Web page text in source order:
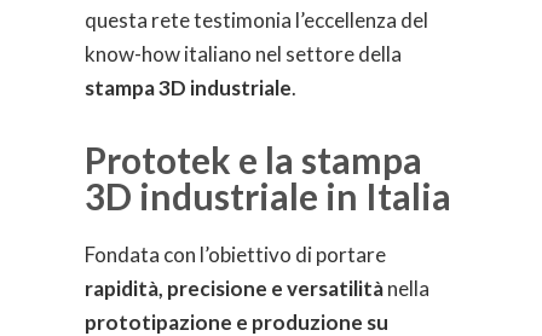
questa rete testimonia l’eccellenza del
know-how italiano nel settore della
stampa 3D industriale.
Prototek e la stampa
3D industriale in Italia
Fondata con l’obiettivo di portare
rapidità, precisione e versatilitànella
prototipazione e produzione su